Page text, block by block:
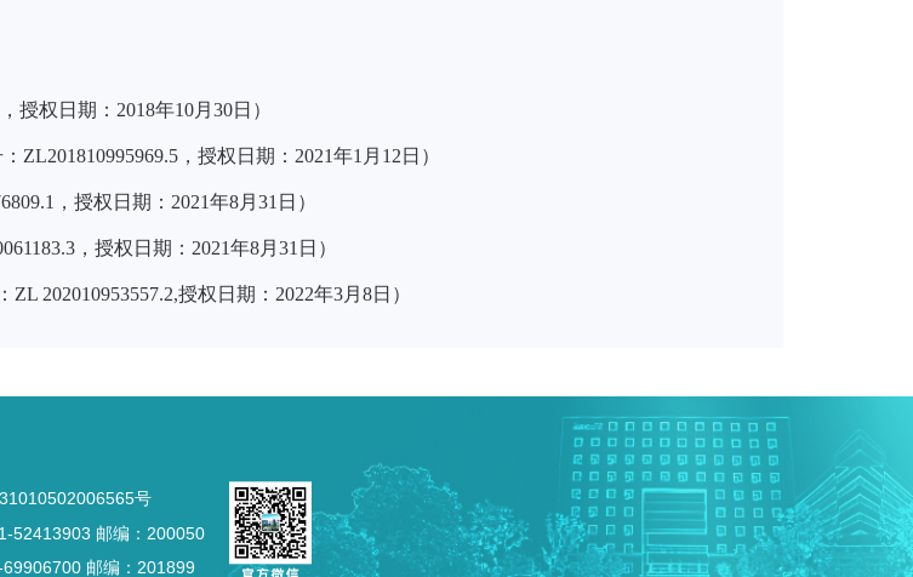
，授权日期： 2018年10月 30日）
ZL201810995969.5 ，授权日期： 2021年1 月 12 日）
，授权日期： 2021年8月 31 日）
，授权日期： 2021年8月 31 日）
ZL 202010953557.2,授权日期： 2022年3月 8日）
号
52413903 邮编：200050
邮编：201899